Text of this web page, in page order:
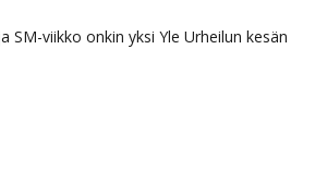
viikko onkin yksi Yle Urheilun kesän